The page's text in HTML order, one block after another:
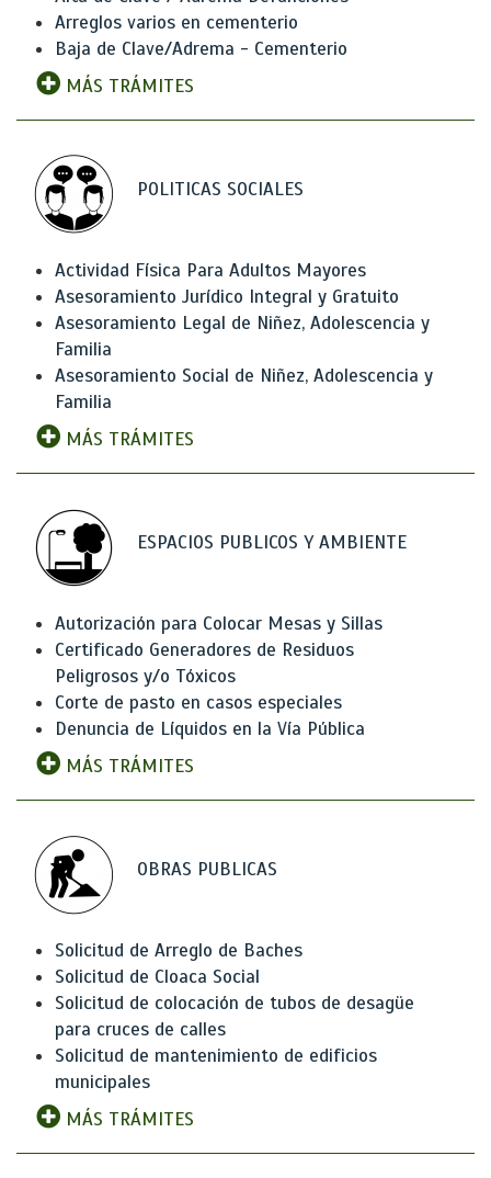
Arreglos varios en cementerio
Baja de Clave/Adrema - Cementerio
MÁS TRÁMITES
POLITICAS SOCIALES
Actividad Física Para Adultos Mayores
Asesoramiento Jurídico Integral y Gratuito
Asesoramiento Legal de Niñez, Adolescencia y
Familia
Asesoramiento Social de Niñez, Adolescencia y
Familia
MÁS TRÁMITES
ESPACIOS PUBLICOS Y AMBIENTE
Autorización para Colocar Mesas y Sillas
Certificado Generadores de Residuos
Peligrosos y/o Tóxicos
Corte de pasto en casos especiales
Denuncia de Líquidos en la Vía Pública
MÁS TRÁMITES
OBRAS PUBLICAS
Solicitud de Arreglo de Baches
Solicitud de Cloaca Social
Solicitud de colocación de tubos de desagüe
para cruces de calles
Solicitud de mantenimiento de edificios
municipales
MÁS TRÁMITES